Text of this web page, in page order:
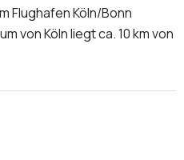
Flughafen Köln/Bonn
von Köln liegt ca. 10 km von